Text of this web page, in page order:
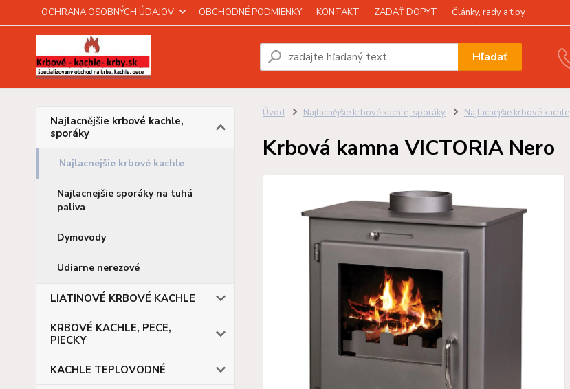
OCHRANA OSOBNÝCH ÚDAJOV OBCHODNÉ PODMIENKY KONTAKT ZADAŤ DOPYT Články, rady a tipy
Hľadať
Najlacnějšie krbové kachle,
sporáky
Najlacnejšie krbové kachle
Najlacnejšie sporáky na tuhá
paliva
Dymovody
Udiarne nerezové
LIATINOVÉ KRBOVÉ KACHLE
KRBOVÉ KACHLE, PECE,
PIECKY
KACHLE TEPLOVODNÉ
Úvod Najlacnějšie krbové kachle, sporáky Najlacnejšie krbové kachle
Krbová kamna VICTORIA Nero